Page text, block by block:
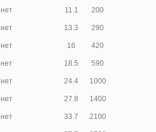
нет 11.1 200
нет 13.3 290
нет 16 420
нет 18.5 590
нет 24.4 1000
нет 27.8 1400
нет 33.7 2100